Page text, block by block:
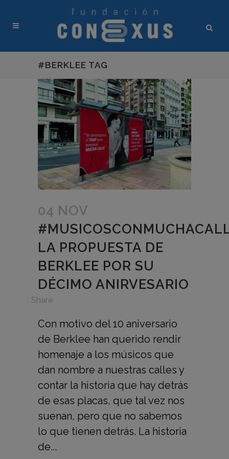
#BERKLEE TAG
04 NOV
LA PROPUESTA DE
BERKLEE POR SU
DÉCIMO ANIRVESARIO
Share
Con motivo del 10 aniversario
de Berklee han querido rendir
homenaje a los músicos que
dan nombre a nuestras calles y
contar la historia que hay detrás
de esas placas, que tal vez nos
suenan, pero que no sabemos
lo que tienen detrás. La historia
de...